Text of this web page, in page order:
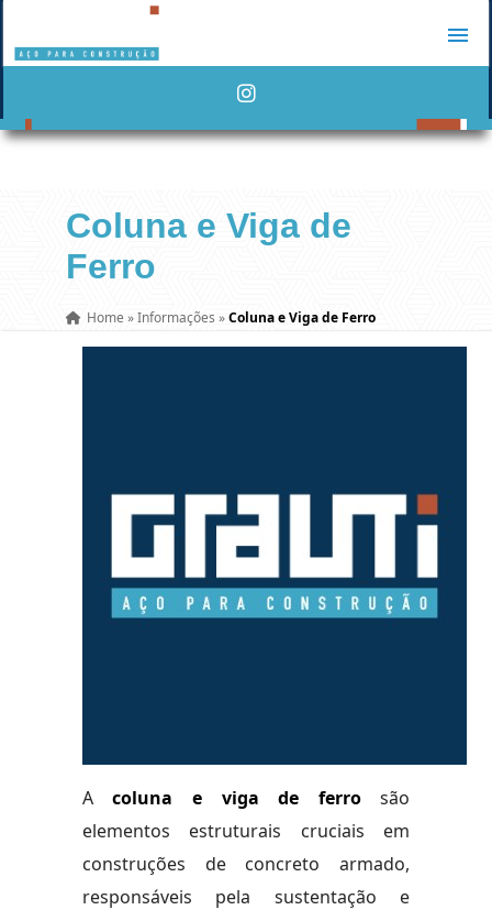
Coluna e Viga de
Ferro
Home »Informações »Coluna e Viga de Ferro
Acoluna e viga de ferrosão
elementos estruturais cruciais em
construções de concreto armado,
responsáveis pela sustentação e